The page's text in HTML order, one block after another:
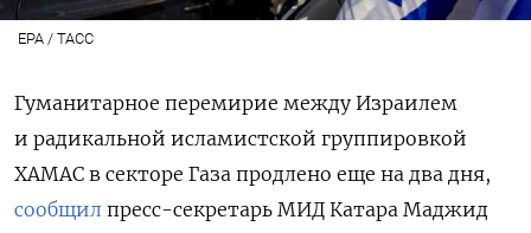
EPA / TACC
Гуманитарное перемирие между Израилем
и радикальной исламистской группировкой
ХАМАС в секторе Газа продлено еще на два дня,
сообщил пресс-секретарь МИД Катара Маджид